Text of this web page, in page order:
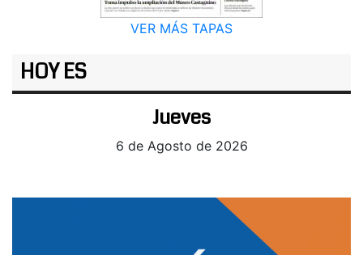
VER MÁS TAPAS
HOY ES
Jueves
6 de Agosto de 2026